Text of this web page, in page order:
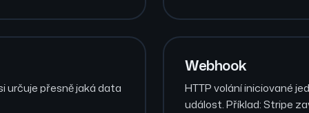
určuje přesně jaká data
Webhook
HTTP volání iniciované
událost. Příklad: Stripe